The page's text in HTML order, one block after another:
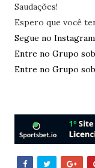
Saudações!
Espero que você
Segue no
Entre no Grupo
Entre no Grupo